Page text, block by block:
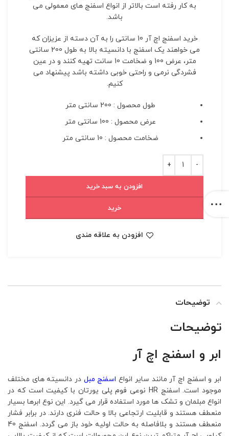
به کار رفته است بالاتر از انواع اسفنج های معمولی می
باشد.
خرید اسفنج اچ آر 10 سانتی را به آن دسته از عزیزان که
می خواهند یک اسفنج با دانسیته بالا به طول 200 سانتی
متر، عرض 100 و ضخامت 10 سانت تهیه کنند و در عین
فشردگی نرمی و راحتی خوبی داشته باشد پیشنهاد می
کنیم.
طول محصول : 200 سانتی متر
عرض محصول : 100 سانتی متر
ضخامت محصول : 10 سانتی متر
افزودن به سبد خرید
خرید
افزودن به علاقه مندی
توضیحات
توضیحات
ابر و اسفنج اچ آر
ابر و اسفنج اچ آر مانند سایر انواع اسفنج مبل در دانسیته های مختلف
موجود است. اسفنج HR نوعی فوم پلی یورتان با کیفیت است که در
انواع مبلمان و تشک ها مورد استفاده قرار می گیرد. این نوع ابرها بسیار
منعطف هستند و قابلیت ارتجاعی بالا و حالت فنری دارند. در برابر فشار
منعطف هستند و بلافاصله به حالت اولیه خود باز می گردد. اسفنج 40